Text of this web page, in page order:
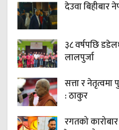
देउवा बिहीबार
३८ वर्षपछि
लालपुर्जा
सत्ता र नेतृत्वमा
: ठाकुर
रगतको